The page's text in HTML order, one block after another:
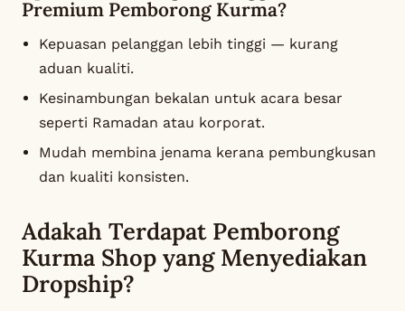
Premium Pemborong Kurma?
Kepuasan pelanggan lebih tinggi — kurang
aduan kualiti.
Kesinambungan bekalan untuk acara besar
seperti Ramadan atau korporat.
Mudah membina jenama kerana pembungkusan
dan kualiti konsisten.
Adakah Terdapat Pemborong
Kurma Shop yang Menyediakan
Dropship?